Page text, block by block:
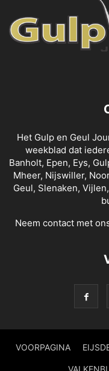
Het Gulp en Geul
weekblad dat
Banholt, Epen, Eys,
Mheer, Nijswiller,
Geul, Slenaken,
Neem contact met
VOORPAGINA